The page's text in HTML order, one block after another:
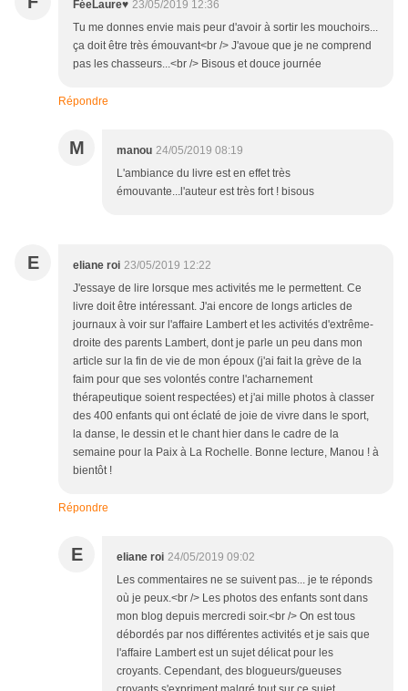
FéeLaure♥ 23/05/2019 12:36
Tu me donnes envie mais peur d'avoir à sortir les mouchoirs...
ça doit être très émouvant<br /> J'avoue que je ne comprend
pas les chasseurs...<br /> Bisous et douce journée
Répondre
M manou 24/05/2019 08:19
L'ambiance du livre est en effet très
émouvante...l'auteur est très fort ! bisous
E eliane roi 23/05/2019 12:22
J'essaye de lire lorsque mes activités me le permettent. Ce
livre doit être intéressant. J'ai encore de longs articles de
journaux à voir sur l'affaire Lambert et les activités d'extrême-
droite des parents Lambert, dont je parle un peu dans mon
article sur la fin de vie de mon époux (j'ai fait la grève de la
faim pour que ses volontés contre l'acharnement
thérapeutique soient respectées) et j'ai mille photos à classer
des 400 enfants qui ont éclaté de joie de vivre dans le sport,
la danse, le dessin et le chant hier dans le cadre de la
semaine pour la Paix à La Rochelle. Bonne lecture, Manou ! à
bientôt !
Répondre
E eliane roi 24/05/2019 09:02
Les commentaires ne se suivent pas... je te réponds
où je peux.<br /> Les photos des enfants sont dans
mon blog depuis mercredi soir.<br /> On est tous
débordés par nos différentes activités et je sais que
l'affaire Lambert est un sujet délicat pour les
croyants. Cependant, des blogueurs/gueuses